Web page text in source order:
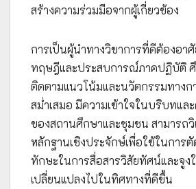
สร้างความร่วมมือจากผู้เกี่ยวข้อง
การเป็นผู้นำทางวิชาการที่ดีต้องอา
ทฤษฎีและประสบการณ์ภาคปฏิบัติ
ติดตามแนวโน้มและนวัตกรรมทางก
สม่ำเสมอ มีความเข้าใจในบริบทแล
ของสถานศึกษาและชุมชน สามารถวิ
หลักฐานเชิงประจักษ์เพื่อใช้ในการ
ทักษะในการสื่อสารวิสัยทัศน์และจูง
เปลี่ยนแปลงไปในทิศทางที่ดีขึ้น